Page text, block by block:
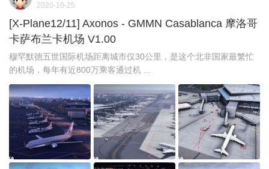
2020-10-25
[X-Plane12/11] Axonos - GMMN Casablanca 摩洛哥
卡萨布兰卡机场 V1.00
穆罕默德五世国际机场距离城市仅30公里，是这个北非国家最繁忙
的机场，每年有近800万乘客通过机 ...